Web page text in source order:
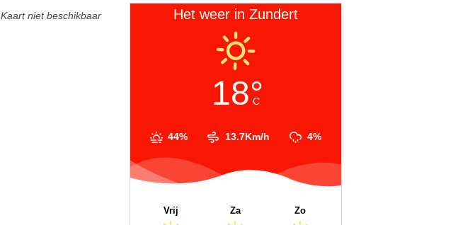
Kaart niet beschikbaar Het weer in Zundert
18°
C
44% 13.7Km/h 4%
Vrij Za Zo